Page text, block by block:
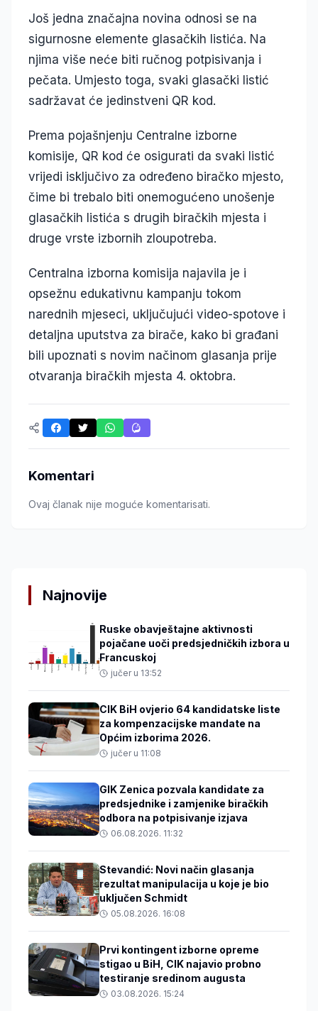
Još jedna značajna novina odnosi se na
sigurnosne elemente glasačkih listića. Na
njima više neće biti ručnog potpisivanja i
pečata. Umjesto toga, svaki glasački listić
sadržavat će jedinstveni QR kod.
Prema pojašnjenju Centralne izborne
komisije, QR kod će osigurati da svaki listić
vrijedi isključivo za određeno biračko mjesto,
čime bi trebalo biti onemogućeno unošenje
glasačkih listića s drugih biračkih mjesta i
druge vrste izbornih zloupotreba.
Centralna izborna komisija najavila je i
opsežnu edukativnu kampanju tokom
narednih mjeseci, uključujući video-spotove i
detaljna uputstva za birače, kako bi građani
bili upoznati s novim načinom glasanja prije
otvaranja biračkih mjesta 4. oktobra.
Komentari
Ovaj članak nije moguće komentarisati.
Najnovije
Ruske obavještajne aktivnosti
pojačane uoči predsjedničkih izbora u
Francuskoj
jučer u 13:52
CIK BiH ovjerio 64 kandidatske liste
za kompenzacijske mandate na
Općim izborima 2026.
jučer u 11:08
GIK Zenica pozvala kandidate za
predsjednike i zamjenike biračkih
odbora na potpisivanje izjava
06.08.2026. 11:32
Stevandić: Novi način glasanja
rezultat manipulacija u koje je bio
uključen Schmidt
05.08.2026. 16:08
Prvi kontingent izborne opreme
stigao u BiH, CIK najavio probno
testiranje sredinom augusta
03.08.2026. 15:24